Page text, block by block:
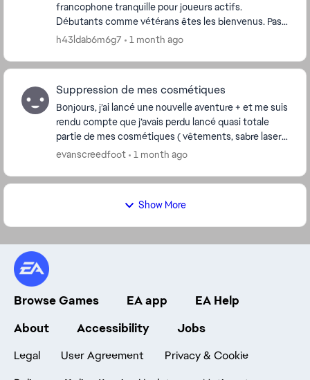
francophone tranquille pour joueurs actifs.
Débutants comme vétérans êtes les bienvenus. Pas
de contraintes, juste une participation régulièr...
h43ldab6m6g7 1 month ago
Suppression de mes cosmétiques
Bonjours, j’ai lancé une nouvelle aventure + et me suis
rendu compte que j’avais perdu lancé quasi totale
partie de mes cosmétiques ( vêtements, sabre laser,
bd…) est ce normal ? merci bonne...
evanscreedfoot 1 month ago
Show More
Browse Games EA app
EA Help
About
Accessibility Jobs
Legal User Agreement
Privacy & Cookie